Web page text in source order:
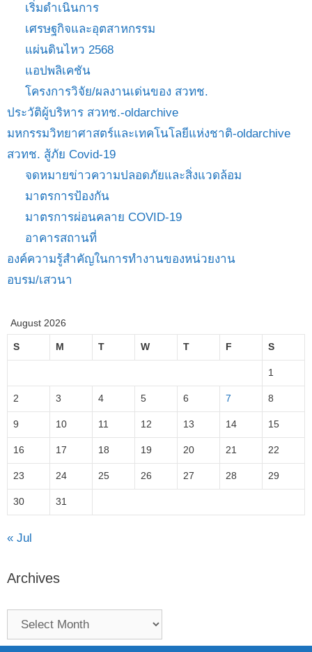
เริ่มดำเนินการ
เศรษฐกิจและอุตสาหกรรม
แผ่นดินไหว 2568
แอปพลิเคชัน
โครงการวิจัย/ผลงานเด่นของ สวทช.
ประวัติผู้บริหาร สวทช.-oldarchive
มหกรรมวิทยาศาสตร์และเทคโนโลยีแห่งชาติ-oldarchive
สวทช. สู้ภัย Covid-19
จดหมายข่าวความปลอดภัยและสิ่งแวดล้อม
มาตรการป้องกัน
มาตรการผ่อนคลาย COVID-19
อาคารสถานที่
องค์ความรู้สำคัญในการทำงานของหน่วยงาน
อบรม/เสวนา
August 2026
S M T W T F S
1
2 3 4 5 6 7 8
9 10 11 12 13 14 15
16 17 18 19 20 21 22
23 24 25 26 27 28 29
30 31
« Jul
Archives